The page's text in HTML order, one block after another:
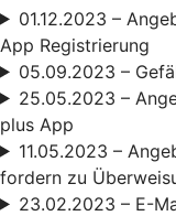
01.12.2023 –
App Registrierung
05.09.2023 –
25.05.2023 –
plus App
11.05.2023 –
fordern zu
23.02.2023 – E-